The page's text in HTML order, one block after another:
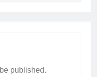
published.